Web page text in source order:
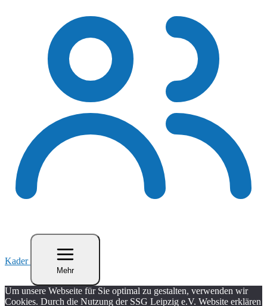
Kader
Mehr
Um unsere Webseite für Sie optimal zu gestalten, verwenden wir
Cookies. Durch die Nutzung der SSG Leipzig e.V. Website erklären